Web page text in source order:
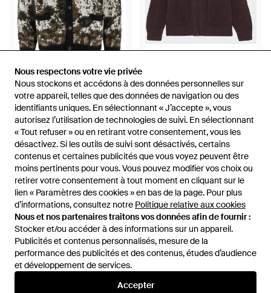
Nous respectons votre vie privée
Nous stockons et accédons à des données personnelles sur
votre appareil, telles que des données de navigation ou des
identifiants uniques. En sélectionnant « J’accepte », vous
autorisez l’utilisation de technologies de suivi. En sélectionnant
« Tout refuser » ou en retirant votre consentement, vous les
désactivez. Si les outils de suivi sont désactivés, certains
contenus et certaines publicités que vous voyez peuvent être
moins pertinents pour vous. Vous pouvez modifier vos choix ou
retirer votre consentement à tout moment en cliquant sur le
lien « Paramètres des cookies » en bas de la page. Pour plus
d’informations, consultez notre Politique relative aux cookies
Nous et nos partenaires traitons vos données afin de fournir :
Stocker et/ou accéder à des informations sur un appareil.
Publicités et contenus personnalisés, mesure de la
performance des publicités et des contenus, études d’audience
et développement de services.
Accepter
Nous respectons votre vie privée
Nous stockons et accédons à des données personnelles sur
votre appareil, telles que des données de navigation ou des
identifiants uniques. En sélectionnant « J’accepte », vous
autorisez l’utilisation de technologies de suivi. En sélectionnant
« Tout refuser » ou en retirant votre consentement, vous les
désactivez. Si les outils de suivi sont désactivés, certains
contenus et certaines publicités que vous voyez peuvent être
moins pertinents pour vous. Vous pouvez modifier vos choix ou
retirer votre consentement à tout moment en cliquant sur le
lien « Paramètres des cookies » en bas de la page. Pour plus
d’informations, consultez notre Politique relative aux cookies
Nous et nos partenaires traitons vos données afin de fournir :
Stocker et/ou accéder à des informations sur un appareil.
Publicités et contenus personnalisés, mesure de la
performance des publicités et des contenus, études d’audience
et développement de services.
Accepter
201,54 €
Carhartt
Cardigans - Gris
De Miinto
ÉPUISÉ
126 €
Carhartt
Cardigan - Rouge
De Citadium
International